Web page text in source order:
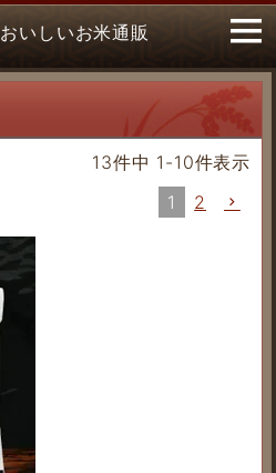
おいしいお米通販
13件中 1 -10件表示
1
2